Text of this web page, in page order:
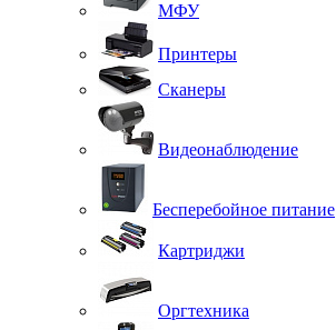
МФУ
Принтеры
Сканеры
Видеонаблюдение
Бесперебойное питание
Картриджи
Оргтехника